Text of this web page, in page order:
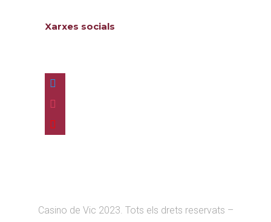
Xarxes socials
twitter
instagram
youtube
Casino de Vic 2023. Tots els drets reservats –